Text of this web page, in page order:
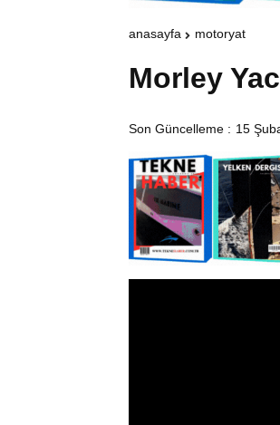
anasayfa motoryat
Morley
Son Güncelleme : 15